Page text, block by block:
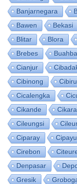
Banjarnegara
Bawen
Bekasi
Blitar
Blora
Brebes
Cianjur
Cibinong
Cibiru
Cicalengka
Cikande
Cileungsi
Ciparay
Cirebon
Denpasar
Gresik